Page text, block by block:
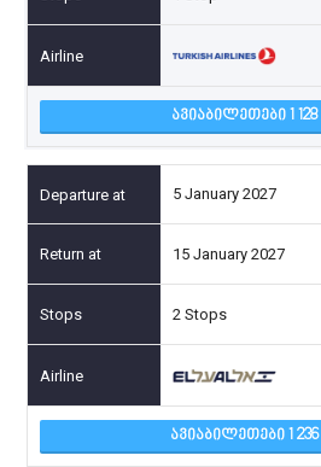
ᲐᲕᲘᲐᲑᲘᲚᲔᲗᲔᲑᲘ 1 128
5 January 2027
15 January 2027
2 Stops
ᲐᲕᲘᲐᲑᲘᲚᲔᲗᲔᲑᲘ 1 236